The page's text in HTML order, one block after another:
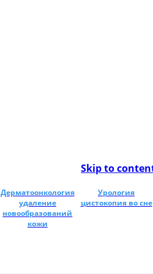
Skip to
Дерматоонкология
удаление
новообразований
кожи
Урология
цистокопия во сне